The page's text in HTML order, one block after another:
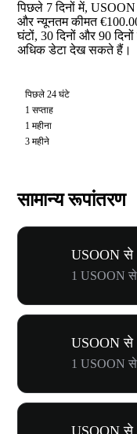
पिछले 7 दिनों में,
और न्यूनतम कीमत
घंटों, 30 दिनों और 90
अधिक डेटा देख सकते हैं।
पिछले 24 घंटे
1 सप्ताह
1 महीना
3 महीने
सामान्य रूपांतरण
USOON से
1 USOON
USOON से
1 USOON
USOON से